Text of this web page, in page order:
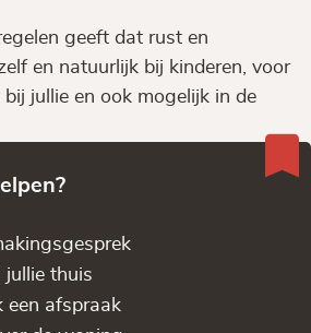
geeft dat rust en
en natuurlijk bij kinderen, voor
bij jullie en ook mogelijk in de
jullie thuis
een afspraak